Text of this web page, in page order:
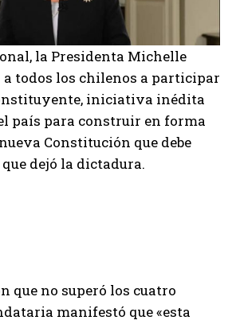
la Presidenta Michelle
todos los chilenos a participar
iniciativa inédita
país para construir en forma
Constitución que debe
dejó la dictadura.
que no superó los cuatro
manifestó que «esta